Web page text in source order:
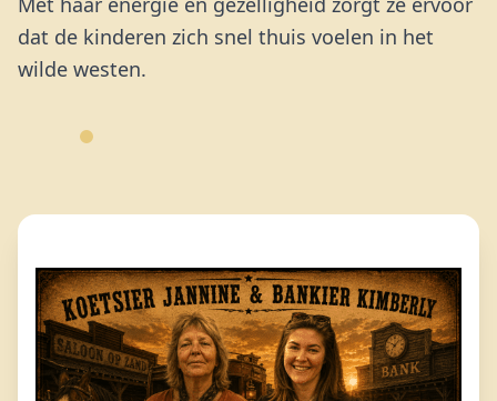
dat de kinderen zich snel thuis voelen in het
wilde westen.